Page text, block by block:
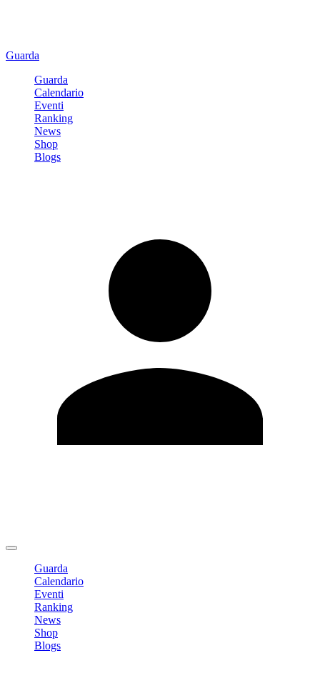
Guarda
Guarda
Calendario
Eventi
Ranking
News
Shop
Blogs
Guarda
Calendario
Eventi
Ranking
News
Shop
Blogs